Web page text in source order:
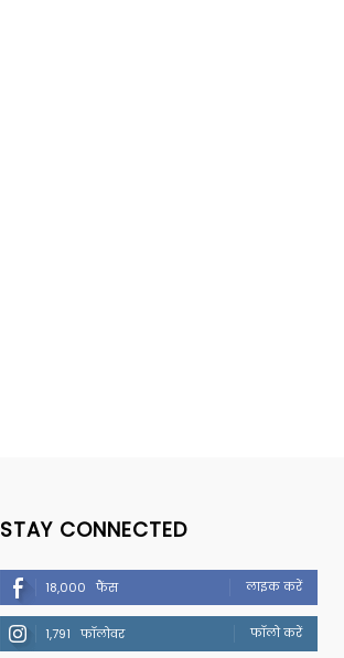
STAY CONNECTED
18,000 फैंस लाइक करें
1,791 फॉलोवर फॉलो करें